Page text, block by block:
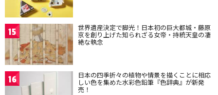
15 世界遺産決定で脚光！日本初の巨大都城・藤原
京を創り上げた知られざる女帝・持統天皇の凄
絶な執念
16 日本の四季折々の植物や情景を描くことに相応
しい色を集めた水彩色鉛筆『色辞典』が新発
売！